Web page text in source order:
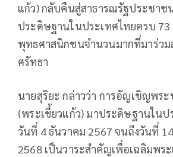
แก้ว) กลับคืนสู่สาธารณรัฐประชาช
ประดิษฐานในประเทศไทยครบ 73
พุทธศาสนิกชนจำนวนมากที่มาร่วม
ศรัทธา
นายสุริยะ กล่าวว่า การอัญเชิญพระ
(พระเขี้ยวแก้ว) มาประดิษฐานในป
วันที่ 4 ธันวาคม 2567 จนถึงวันที่
2568 เป็นวาระสำคัญเพื่อเฉลิมพร